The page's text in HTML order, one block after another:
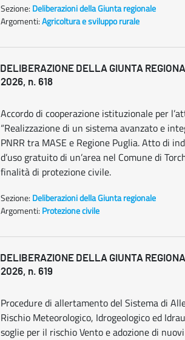
Sezione: Deliberazioni della Giunta regionale
Argomenti:Agricoltura e sviluppo rurale
DELIBERAZIONE DELLA GIUNTA
2026, n. 618
Accordo di cooperazione istituzionale per
“Realizzazione di un sistema avanzato e
PNRR tra MASE e Regione Puglia. Atto di
d’uso gratuito di un’area nel Comune di
finalità di protezione civile.
Sezione: Deliberazioni della Giunta regionale
Argomenti: Protezione civile
DELIBERAZIONE DELLA GIUNTA
2026, n. 619
Procedure di allertamento del Sistema di
Rischio Meteorologico, Idrogeologico ed
soglie per il rischio Vento e adozione di